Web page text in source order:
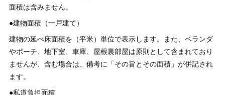
面積は含みません。
●建物面積（一戸建て）
建物の延べ床面積を（平米）単位で表示します。また、ベランダ
やポーチ、地下室、車庫、屋根裏部屋は原則として含まれており
ませんが、含む場合は、備考に「その旨とその面積」が併記され
ます。
●私道負担面積